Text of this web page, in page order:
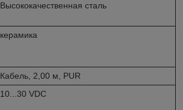
Высококачественная сталь
керамика
Кабель, 2,00 м, PUR
10...30 VDC